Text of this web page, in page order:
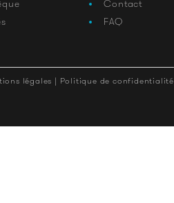
Contact
FAQ
légales | Politique de confidentialité